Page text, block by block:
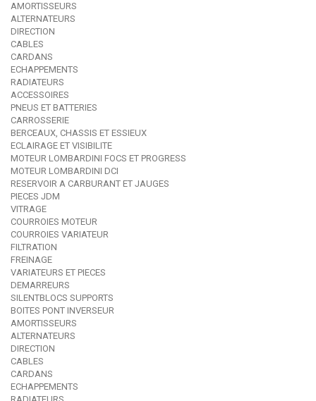
AMORTISSEURS
ALTERNATEURS
DIRECTION
CABLES
CARDANS
ECHAPPEMENTS
RADIATEURS
ACCESSOIRES
PNEUS ET BATTERIES
CARROSSERIE
BERCEAUX, CHASSIS ET ESSIEUX
ECLAIRAGE ET VISIBILITE
MOTEUR LOMBARDINI FOCS ET PROGRESS
MOTEUR LOMBARDINI DCI
RESERVOIR A CARBURANT ET JAUGES
PIECES JDM
VITRAGE
COURROIES MOTEUR
COURROIES VARIATEUR
FILTRATION
FREINAGE
VARIATEURS ET PIECES
DEMARREURS
SILENTBLOCS SUPPORTS
BOITES PONT INVERSEUR
AMORTISSEURS
ALTERNATEURS
DIRECTION
CABLES
CARDANS
ECHAPPEMENTS